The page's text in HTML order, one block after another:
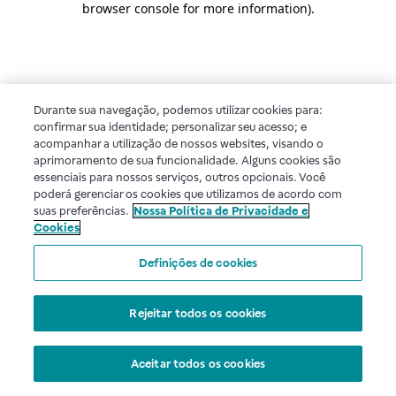
browser console for more information).
Durante sua navegação, podemos utilizar cookies para:
confirmar sua identidade; personalizar seu acesso; e
acompanhar a utilização de nossos websites, visando o
aprimoramento de sua funcionalidade. Alguns cookies são
essenciais para nossos serviços, outros opcionais. Você
poderá gerenciar os cookies que utilizamos de acordo com
suas preferências. Nossa Política de Privacidade e
Cookies
Definições de cookies
Rejeitar todos os cookies
Aceitar todos os cookies